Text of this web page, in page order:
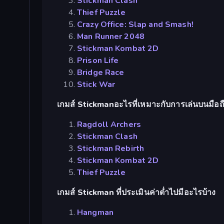
Thief Puzzle
Crazy Office: Slap and Smash!
Man Runner 2048
Stickman Kombat 2D
Prison Life
Bridge Race
Stick War
เกมส์ Stickmanอะไรที่เหมาะกับการเล่นบนมื
Ragdoll Archers
Stickman Clash
Stickman Rebirth
Stickman Kombat 2D
Thief Puzzle
เกมส์ Stickman ที่ประเมินค่าต่ำไปมีอะไรบ้าง
Hangman